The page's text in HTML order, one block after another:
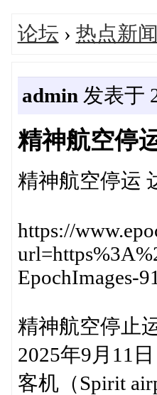
论坛 › 热点新闻
admin 发表于
精神航空停
精神航空停运
https://
EpochImages-
精神航空停止
2025年9月11
客机（Spirit